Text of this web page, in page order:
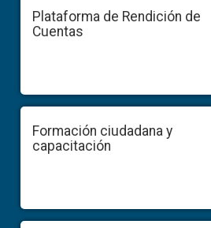
Plataforma de Rendición de
Cuentas
Formación ciudadana y
capacitación